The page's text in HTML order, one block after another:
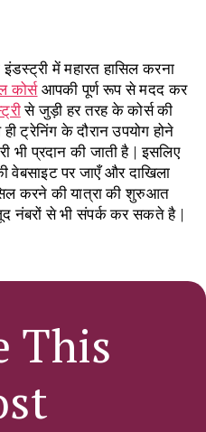
में महारत हासिल करना
कोर्सआपकी पूर्ण रूप से मदद कर
से जुड़ी हर तरह के कोर्स की
ट्रेनिंग के दौरान उपयोग होने
भी प्रदान की जाती है | इसलिए
पर जाएँ और दाखिला
करने की यात्रा की शुरुआत
नंबरों से भी संपर्क कर सकते है |
This